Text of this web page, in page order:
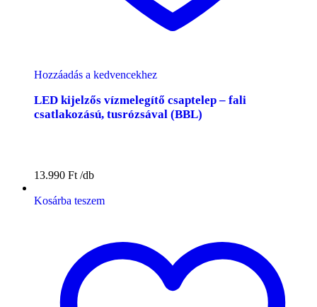
Hozzáadás a kedvencekhez
LED kijelzős vízmelegítő csaptelep – fali
csatlakozású, tusrózsával (BBL)
13.990 Ft
Kosárba teszem